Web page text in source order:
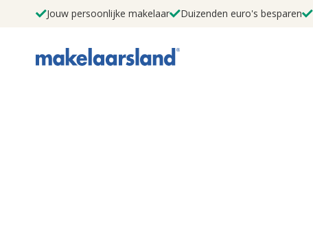
Jouw persoonlijke makelaar Duizenden euro's besparen